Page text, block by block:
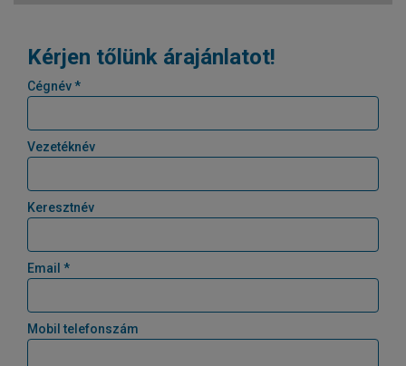
Kérjen tőlünk árajánlatot!
Cégnév *
Vezetéknév
Keresztnév
Email *
Mobil telefonszám